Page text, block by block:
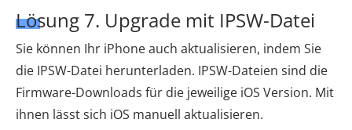
Lösung 7. Upgrade mit IPSW-Datei
Sie können Ihr iPhone auch aktualisieren, indem Sie
die IPSW-Datei herunterladen. IPSW-Dateien sind die
Firmware-Downloads für die jeweilige iOS Version. Mit
ihnen lässt sich iOS manuell aktualisieren.